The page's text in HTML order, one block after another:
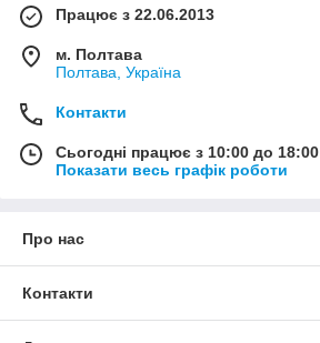
Працює з 22.06.2013
м. Полтава
Полтава, Україна
Контакти
Сьогодні працює з 10:00 до 18:00
Показати весь графік роботи
Про нас
Контакти